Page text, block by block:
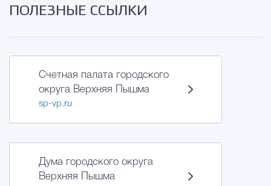
ПОЛЕЗНЫЕ ССЫЛКИ
Счетная палата городского
округа Верхняя Пышма
sp-vp.ru
Дума городского округа
Верхняя Пышма